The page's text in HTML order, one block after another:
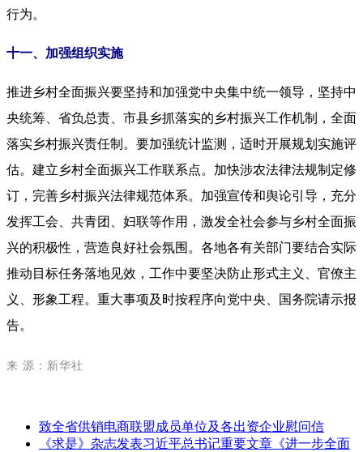
行为。
十一、加强组织实施
推进乡村全面振兴要坚持和加强党中央集中统一领导，坚持中
央统筹、省负总责、市县乡抓落实的乡村振兴工作机制，全面
落实乡村振兴责任制。要加强统计监测，适时开展规划实施评
估。建立乡村全面振兴工作联系点。加快涉农法律法规制定修
订，完善乡村振兴法律规范体系。加强宣传和舆论引导，充分
发挥工会、共青团、妇联等作用，激发全社会参与乡村全面振
兴的积极性，营造良好社会氛围。各地各有关部门要结合实际
推动目标任务落地见效，工作中要坚决防止形式主义、官僚主
义、形象工程。重大事项及时按程序向党中央、国务院请示报
告。
来 源：新华社
致全省供销电商联盟成员单位及各出资企业慰问信
《求是》杂志发表习近平总书记重要文章《进一步全面